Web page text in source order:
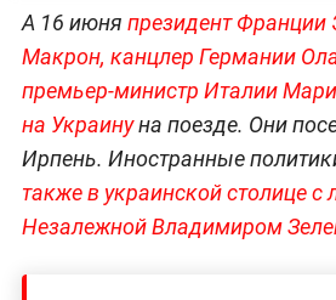
А 16 июня президент
Макрон, канцлер Германии
премьер-министр Италии
на Украинуна поезде. Они
Ирпень. Иностранные
также в украинской столице с
Незалежной Владимиром